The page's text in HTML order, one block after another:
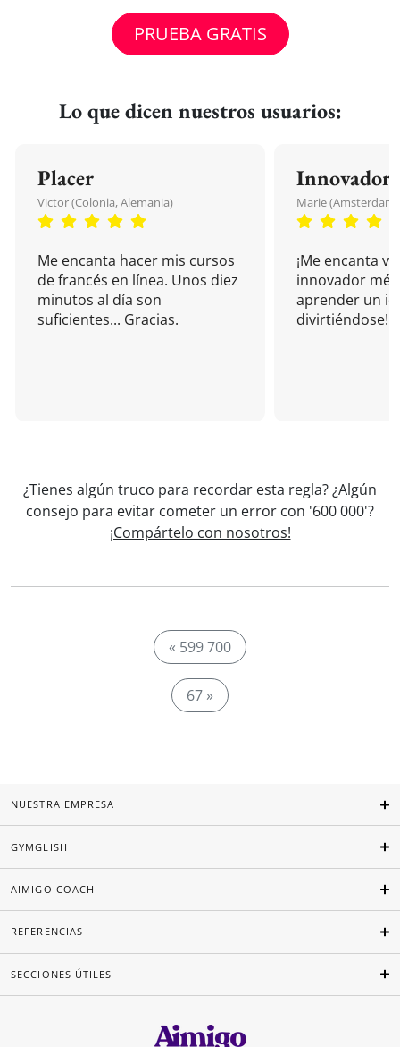
PRUEBA GRATIS
Lo que dicen nuestros usuarios:
Placer
Victor (Colonia, Alemania)
Me encanta hacer mis cursos
de francés en línea. Unos diez
minutos al día son
suficientes... Gracias.
Innovador
Marie (Amsterdam,
¡Me encanta
innovador
aprender un
divirtiéndose!
¿Tienes algún truco para recordar esta regla? ¿Algún
consejo para evitar cometer un error con '600 000'?
¡Compártelo con nosotros!
« 599 700
67 »
NUESTRA EMPRESA
GYMGLISH
AIMIGO COACH
REFERENCIAS
SECCIONES ÚTILES